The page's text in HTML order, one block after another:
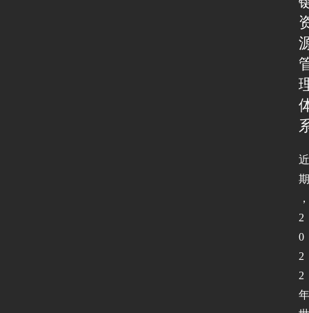
近
期
，
2
0
2
2
年